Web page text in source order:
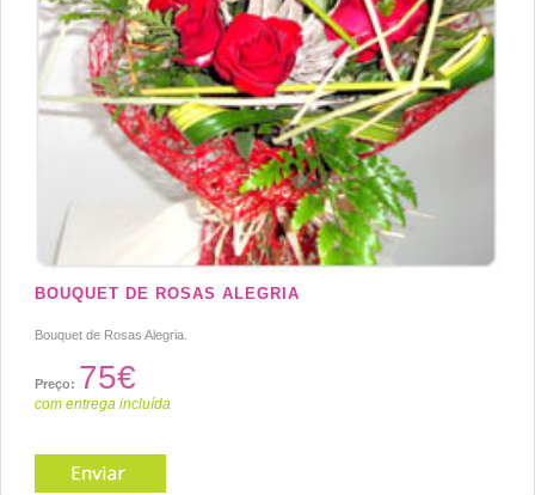
BOUQUET DE ROSAS ALEGRIA
Bouquet de Rosas Alegria.
Preço: 75€
com entrega incluída